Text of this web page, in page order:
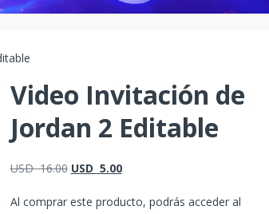
Video Invitación de
Jordan 2 Editable
USD16.00 USD 5.00
Al comprar este producto, podrás acceder al